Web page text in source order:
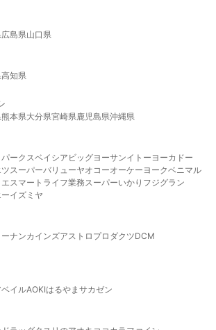
広島県山口県
高知県
熊本県大分県宮崎県鹿児島県沖縄県
ークスベイシア ビッグヨーサンイトーヨーカドー
スーパーバリューヤオコーオーケー ヨークベニマル
エスマート ライフ業務スーパーいかり フジグラン
イズミヤ
ーナンカインズアストロプロダクツDCM
ベイルAOKIはるやま サカゼン